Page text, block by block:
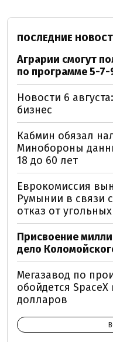
ПОСЛЕДНИЕ
Аграрии смогут
по программе 5-7-
Новости 6
бизнес
Кабмин обязал
Минобороны
18 до 60 лет
Еврокомиссия
Румынии в связи
отказ от
Присвоение
дело
Мегазавод по
обойдется
долларов